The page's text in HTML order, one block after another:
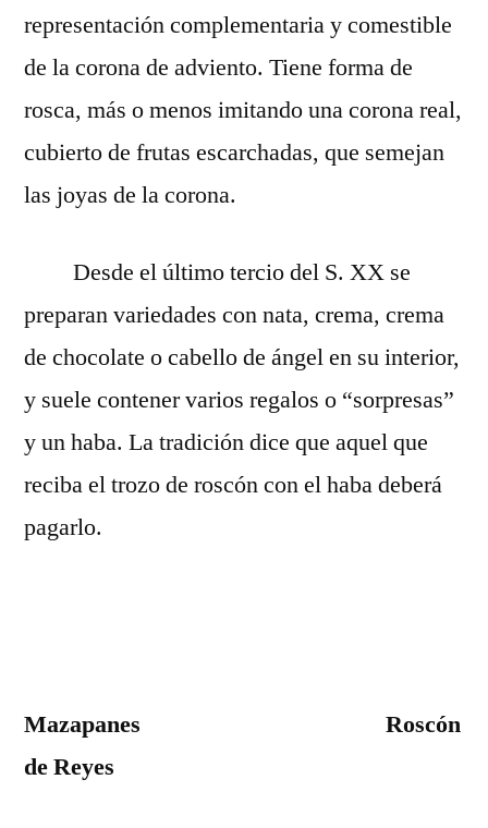
representación complementaria y comestible
de la corona de adviento. Tiene forma de
rosca, más o menos imitando una corona real,
cubierto de frutas escarchadas, que semejan
las joyas de la corona.
Desde el último tercio del S. XX se
preparan variedades con nata, crema, crema
de chocolate o cabello de ángel en su interior,
y suele contener varios regalos o “sorpresas”
y un haba. La tradición dice que aquel que
reciba el trozo de roscón con el haba deberá
pagarlo.
Mazapanes Roscón
de Reyes